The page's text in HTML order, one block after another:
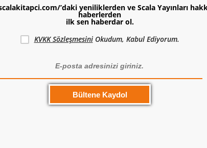
’daki yeniliklerden ve Scala Yayınları
haberlerden
ilk sen haberdar ol.
KVKK SözleşmesiniOkudum, Kabul Ediyorum.